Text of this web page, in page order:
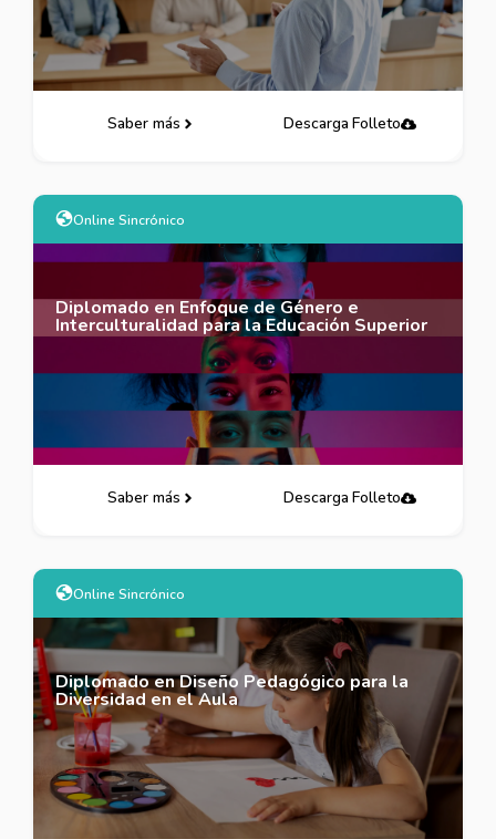
Saber más Descarga Folleto
Online Sincrónico
Diplomado en Enfoque de Género e
Interculturalidad para la Educación Superior
Saber más Descarga Folleto
Online Sincrónico
Diplomado en Diseño Pedagógico para la
Diversidad en el Aula